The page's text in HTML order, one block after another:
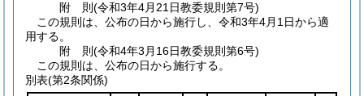
附 則(令和3年4月21日教委規則第7号)
この規則は、公布の日から施行し、令和3年4月1日から適
用する。
附 則(令和4年3月16日教委規則第6号)
この規則は、公布の日から施行する。
別表(第2条関係)